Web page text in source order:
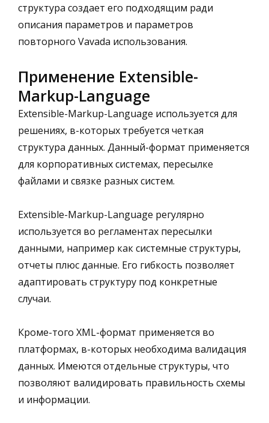
структура создает его подходящим ради
описания параметров и параметров
повторного Vavada использования.
Применение Extensible-
Markup-Language
Extensible-Markup-Language используется для
решениях, в-которых требуется четкая
структура данных. Данный-формат применяется
для корпоративных системах, пересылке
файлами и связке разных систем.
Extensible-Markup-Language регулярно
используется во регламентах пересылки
данными, например как системные структуры,
отчеты плюс данные. Его гибкость позволяет
адаптировать структуру под конкретные
случаи.
Кроме-того XML-формат применяется во
платформах, в-которых необходима валидация
данных. Имеются отдельные структуры, что
позволяют валидировать правильность схемы
и информации.